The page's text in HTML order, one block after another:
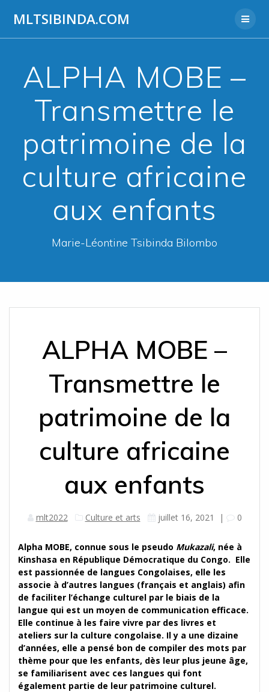
MLTSIBINDA.COM
ALPHA MOBE –
Transmettre le
patrimoine de la
culture africaine
aux enfants
Marie-Léontine Tsibinda Bilombo
ALPHA MOBE –
Transmettre le
patrimoine de la
culture africaine
aux enfants
mlt2022 Culture et arts juillet 16, 2021 | 0
Alpha MOBE, connue sous le pseudo Mukazali, née à
Kinshasa en République Démocratique du Congo. Elle
est passionnée de langues Congolaises, elle les
associe à d’autres langues (français et anglais) afin
de faciliter l’échange culturel par le biais de la
langue qui est un moyen de communication efficace.
Elle continue à les faire vivre par des livres et
ateliers sur la culture congolaise. Il y a une dizaine
d’années, elle a pensé bon de compiler des mots par
thème pour que les enfants, dès leur plus jeune âge,
se familiarisent avec ces langues qui font
également partie de leur patrimoine culturel.